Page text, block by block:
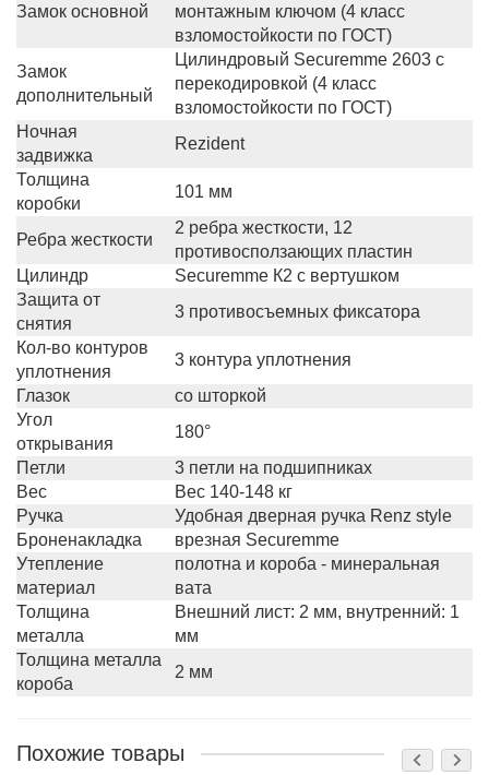
Замок основной
монтажным ключом (4 класс
взломостойкости по ГОСТ)
Замок
дополнительный
Цилиндровый Securemme 2603 с
перекодировкой (4 класс
взломостойкости по ГОСТ)
Ночная
задвижка
Rezident
Толщина
коробки
101 мм
Ребра жесткости
2 ребра жесткости, 12
противосползающих пластин
Цилиндр
Securemme К2 с вертушком
Защита от
снятия
3 противосъемных фиксатора
Кол-во контуров
уплотнения
3 контура уплотнения
Глазок
со шторкой
Угол
открывания
180°
Петли
3 петли на подшипниках
Вес
Вес 140-148 кг
Ручка
Удобная дверная ручка Renz style
Броненакладка
врезная Securemme
Утепление
материал
полотна и короба - минеральная
вата
Толщина
металла
Внешний лист: 2 мм, внутренний: 1
мм
Толщина металла
короба
2 мм
Похожие товары